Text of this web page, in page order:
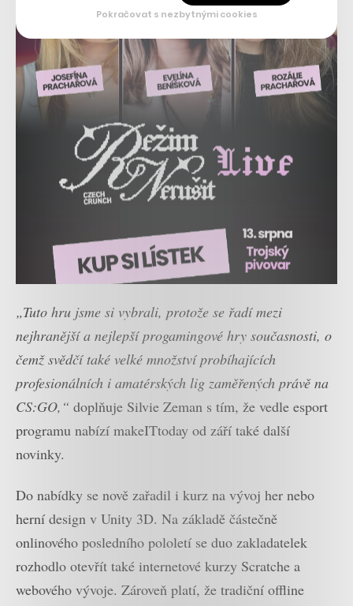
„Tuto hru jsme si vybrali, protože se řadí mezi
nejhranější a nejlepší progamingové hry současnosti, o
čemž svědčí také velké množství probíhajících
profesionálních i amatérských lig zaměřených právě na
CS:GO,“ doplňuje Silvie Zeman s tím, že vedle esport
programu nabízí makeITtoday od září také další
novinky.
Do nabídky se nově zařadil i kurz na vývoj her nebo
herní design v Unity 3D. Na základě částečně
onlinového posledního pololetí se duo zakladatelek
rozhodlo otevřít také internetové kurzy Scratche a
webového vývoje. Zároveň platí, že tradiční offline
Pokračovat s nezbytnými cookies